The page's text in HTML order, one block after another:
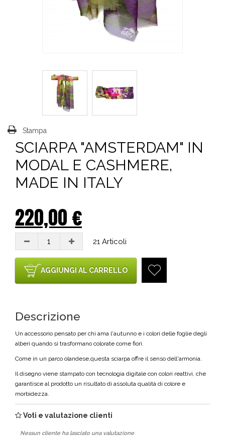
Stampa
SCIARPA "AMSTERDAM" IN
MODAL E CASHMERE,
MADE IN ITALY
220,00 €
21 Articoli
AGGIUNGI AL CARRELLO
Descrizione
Un accessorio pensato per chi ama l'autunno e i colori delle foglie degli
alberi quando si trasformano colorate come fiori.
Come in un parco olandese,questa sciarpa offre il senso dell'armonia.
Il disegno viene stampato con tecnologia digitale con colori reattivi, che
garantisce al prodotto un risultato di assoluta qualità di colore e
morbidezza.
Voti e valutazione clienti
Nessun cliente ha lasciato una valutazione